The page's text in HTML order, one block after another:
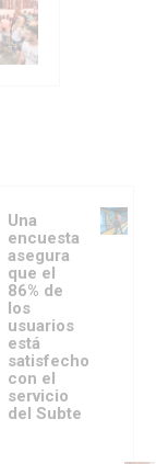
Una
encuesta
asegura
que el
86% de
los
usuarios
está
satisfecho
con el
servicio
del Subte